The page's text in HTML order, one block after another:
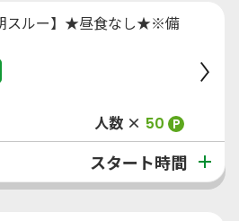
スルー】★昼食なし★※備
人数 × 50 P
スタート時間